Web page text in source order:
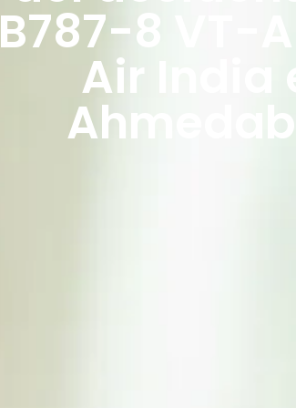
B787-8 VT-
Air India